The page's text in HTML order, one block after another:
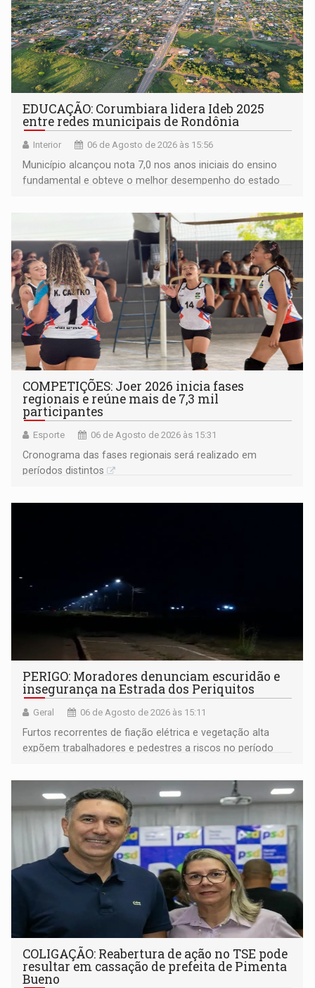
EDUCAÇÃO: Corumbiara lidera Ideb 2025
entre redes municipais de Rondônia
Interior 06 de Agosto de 2026 às 15:56
Município alcançou nota 7,0 nos anos iniciais do ensino
fundamental e obteve o melhor desempenho do estado
COMPETIÇÕES: Joer 2026 inicia fases
regionais e reúne mais de 7,3 mil
participantes
Esporte 06 de Agosto de 2026 às 15:31
Cronograma das fases regionais será realizado em
períodos distintos
PERIGO: Moradores denunciam escuridão e
insegurança na Estrada dos Periquitos
Geral 06 de Agosto de 2026 às 15:11
Furtos recorrentes de fiação elétrica e vegetação alta
expõem trabalhadores e pedestres a riscos no período
COLIGAÇÃO: Reabertura de ação no TSE pode
resultar em cassação de prefeita de Pimenta
Bueno